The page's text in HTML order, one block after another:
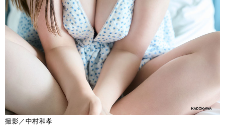
撮影／中村和孝